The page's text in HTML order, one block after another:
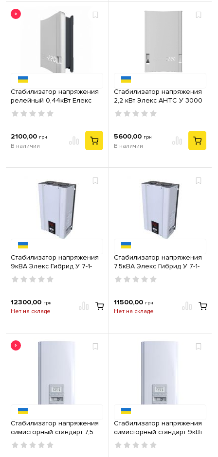
Стабилизатор напряжения
релейный 0,44кВт Елекс
АНТС У 500
2100,00 грн
В наличии
Стабилизатор напряжения
2,2 кВт Элекс АНТС У 3000
5600,00 грн
В наличии
Стабилизатор напряжения
9кВА Элекс Гибрид У 7-1-
40А v2.0
12300,00 грн
Нет на складе
Стабилизатор напряжения
7,5кВА Элекс Гибрид У 7-1-
32А v2.0
11500,00 грн
Нет на складе
Стабилизатор напряжения
симисторный стандарт 7,5
кВт Элекс Герц У 16-1-32 v3.0
Стабилизатор напряжения
симисторный стандарт 9кВт
Элекс Герц У 16-1-40А v3.0